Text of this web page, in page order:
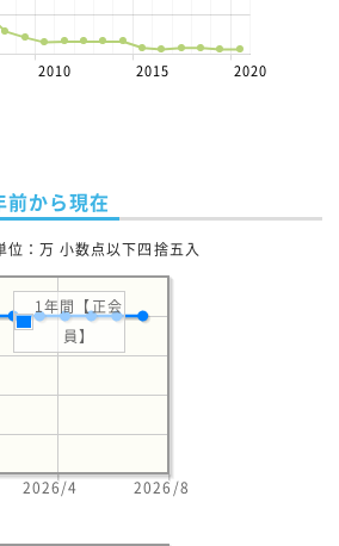
2010 2015 2020
から現在
：万 小数点以下四捨五入
2026/4 2026/8
1年間【正会
員】